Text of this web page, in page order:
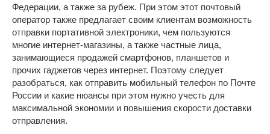
Федерации, а также за рубеж. При этом этот почтовый
оператор также предлагает своим клиентам возможность
отправки портативной электроники, чем пользуются
многие интернет-магазины, а также частные лица,
занимающиеся продажей смартфонов, планшетов и
прочих гаджетов через интернет. Поэтому следует
разобраться, как отправить мобильный телефон по Почте
России и какие нюансы при этом нужно учесть для
максимальной экономии и повышения скорости доставки
отправления.